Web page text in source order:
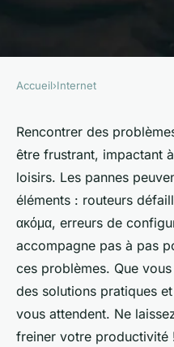
Comment
problèmes de
Internet ?
Zélie•9 octobre 2024•7 min
Accueil›Internet
Rencontrer des
être frustrant, impactant
loisirs. Les pannes
éléments : routeurs
ακόμα, erreurs de
accompagne pas à pas
ces problèmes. Que
des solutions pratiques
vous attendent. Ne
freiner votre productivité